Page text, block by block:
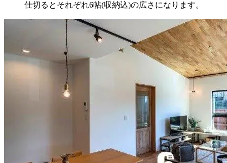
仕切るとそれぞれ6帖(収納込)の広さになります。